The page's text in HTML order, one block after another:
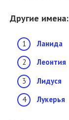
Другие имена:
Ланида
Леонтия
Лидуся
Лукерья